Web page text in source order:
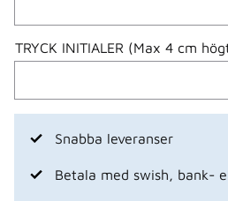
TRYCK INITIALER (Max 4 cm
Snabba leveranser
Betala med swish, bank-